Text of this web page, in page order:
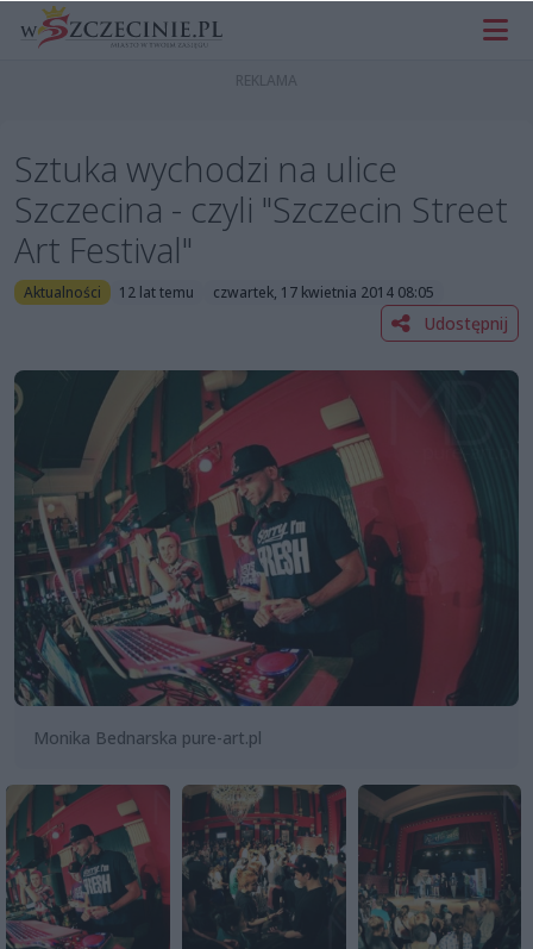
Sztuka wychodzi na ulice
Szczecina - czyli "Szczecin Street
Art Festival"
Aktualności 12 lat temu czwartek, 17 kwietnia 2014 08:05
Udostępnij
Monika Bednarska pure-art.pl